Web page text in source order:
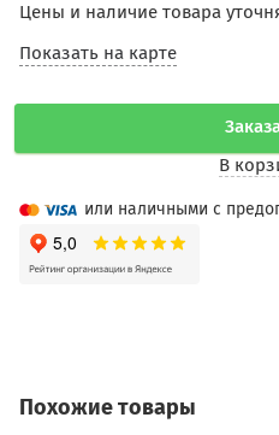
Цены и наличие товара
Показать на карте
В
или наличными с
Похожие товары